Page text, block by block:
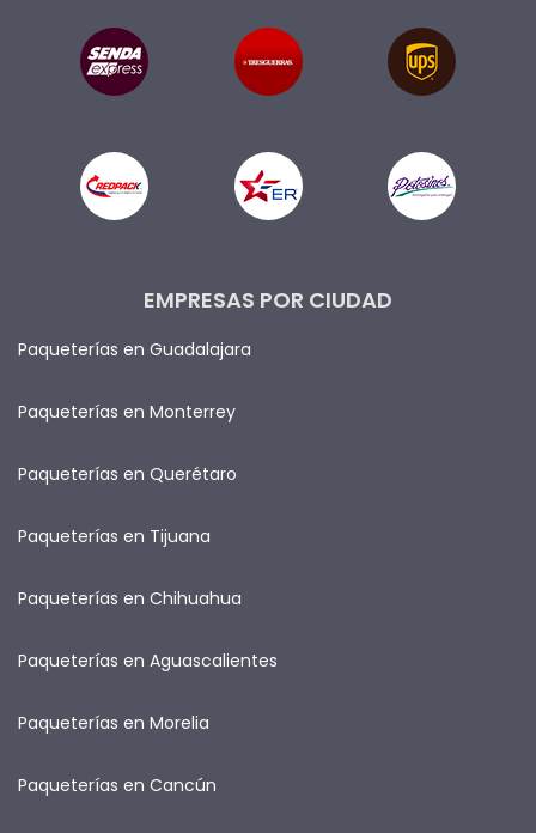
EMPRESAS POR CIUDAD
Paqueterías en Guadalajara
Paqueterías en Monterrey
Paqueterías en Querétaro
Paqueterías en Tijuana
Paqueterías en Chihuahua
Paqueterías en Aguascalientes
Paqueterías en Morelia
Paqueterías en Cancún